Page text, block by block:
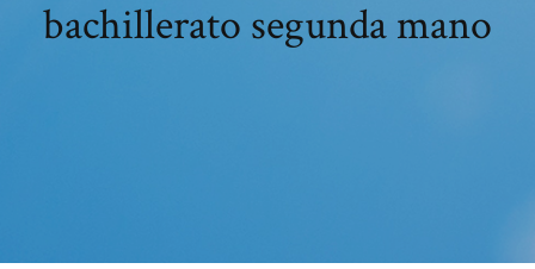
bachillerato segunda mano